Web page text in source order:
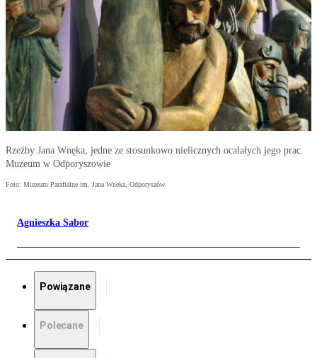
Rzeźby Jana Wnęka, jedne ze stosunkowo nielicznych ocalałych jego prac.
Muzeum w Odporyszowie
Foto: Muzeum Parafialne im. Jana Wneka, Odporyszów
Agnieszka Sabor
Powiązane
Polecane